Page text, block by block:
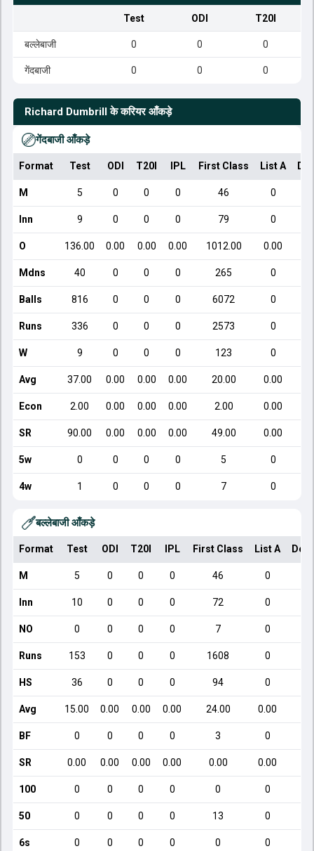
Test ODI T20I
बल्लेबाजी 0 0 0
गेंदबाजी 0 0 0
Richard Dumbrill के करियर आँकड़े
गेंदबाजी आँकड़े
Format Test ODI T20I IPL First Class List A
M 5 0 0 0 46 0
Inn 9 0 0 0 79 0
O 136.00 0.00 0.00 0.00 1012.00 0.00
Mdns 40 0 0 0 265 0
Balls 816 0 0 0 6072 0
Runs 336 0 0 0 2573 0
W 9 0 0 0 123 0
Avg 37.00 0.00 0.00 0.00 20.00 0.00
Econ 2.00 0.00 0.00 0.00 2.00 0.00
SR 90.00 0.00 0.00 0.00 49.00 0.00
5w 0 0 0 0 5 0
4w 1 0 0 0 7 0
बल्लेबाजी आँकड़े
Format Test ODI T20I IPL First Class List A
M 5 0 0 0 46 0
Inn 10 0 0 0 72 0
NO 0 0 0 0 7 0
Runs 153 0 0 0 1608 0
HS 36 0 0 0 94 0
Avg 15.00 0.00 0.00 0.00 24.00 0.00
BF 0 0 0 0 3 0
SR 0.00 0.00 0.00 0.00 0.00 0.00
100 0 0 0 0 0 0
50 0 0 0 0 13 0
6s 0 0 0 0 0 0